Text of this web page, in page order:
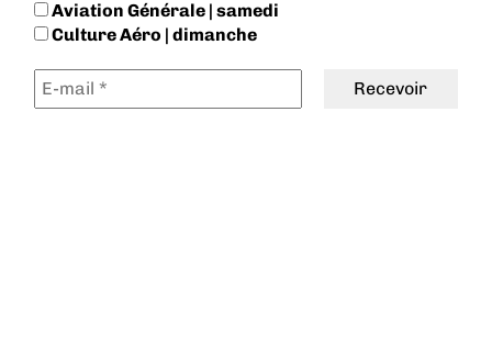
Aviation Générale | samedi
Culture Aéro | dimanche